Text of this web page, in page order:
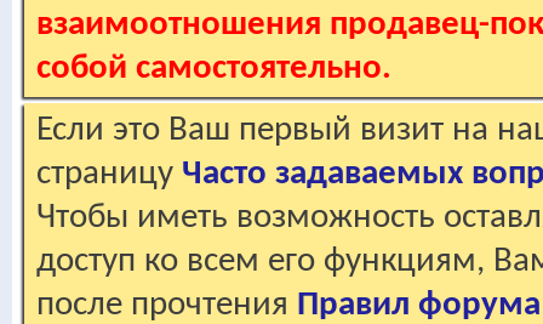
взаимоотношения продавец-
собой самостоятельно.
Если это Ваш первый визит на
страницу Часто задаваемых
Чтобы иметь возможность
доступ ко всем его функциям,
после прочтения Правил форума